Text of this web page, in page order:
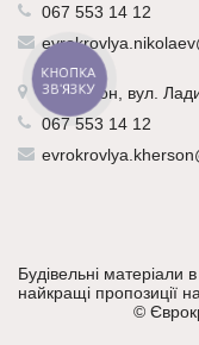
067 553 14 12
р.Херсон , вул.
067 553 14 12
Будівельні матеріали
найкращі пропозиції
©
КНОПКА
ЗВ'ЯЗКУ